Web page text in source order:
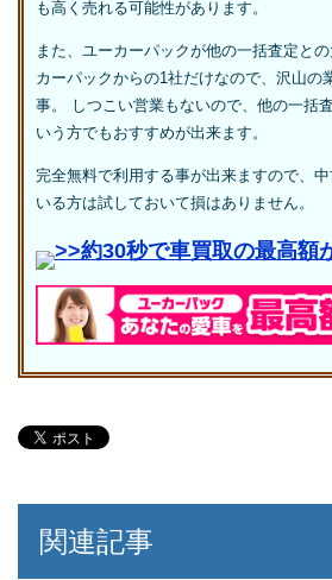
も高く売れる可能性があります。
また、ユーカーパックが他の一括査定と
カーパックからの1社だけなので、沢山の
事。 しつこい営業もないので、他の一括
いう方でもおすすめが出来ます。
完全無料で利用する事が出来ますので、
いる方は試しておいて損はありません。
>>約30秒で車買取の最高額
関連記事